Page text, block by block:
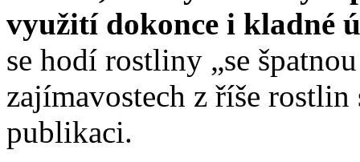
využití dokonce i kladné
se hodí rostliny „se
zajímavostech z říše rostlin
publikaci.